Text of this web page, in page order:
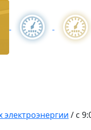
/ с